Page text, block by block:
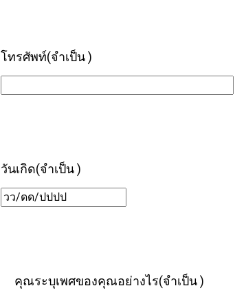
โทรศัพท์(จำเป็น )
วันเกิด(จำเป็น )
DD/MM/YYYY
คุณระบุเพศของคุณอย่างไร(จำเป็น )